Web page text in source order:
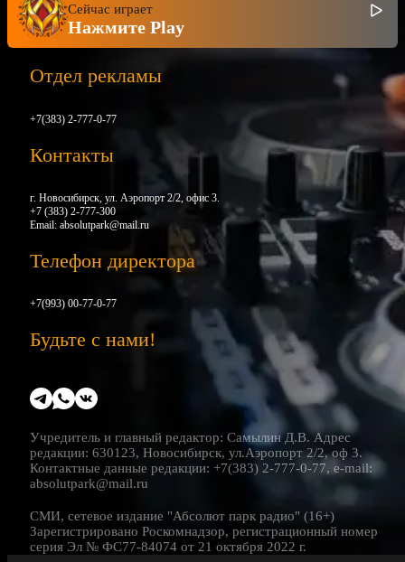
Сейчас играет
Нажмите Play
Отдел рекламы
+7(383) 2-777-0-77
Контакты
г. Новосибирск, ул. Аэропорт 2/2, офис 3.
+7 (383) 2-777-300
Email: absolutpark@mail.ru
Телефон директора
+7(993) 00-77-0-77
Будьте с нами!
Учредитель и главный редактор: Самылин Д.В. Адрес
редакции: 630123, Новосибирск, ул.Аэропорт 2/2, оф 3.
Контактные данные редакции: +7(383) 2-777-0-77, e-mail:
absolutpark@mail.ru
СМИ, сетевое издание "Абсолют парк радио" (16+)
Зарегистрировано Роскомнадзор, регистрационный номер
серия Эл № ФС77-84074 от 21 октября 2022 г.